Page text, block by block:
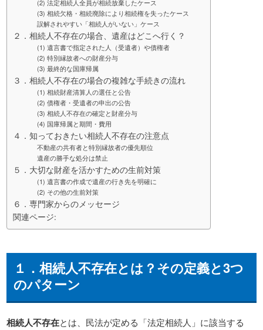
(2) 法定相続人全員が相続放棄したケース
(3) 相続欠格・相続廃除により相続権を失ったケース
誤解されやすい「相続人がいない」ケース
２．相続人不存在の場合、遺産はどこへ行く？
(1) 遺言書で指定された人（受遺者）や債権者
(2) 特別縁故者への財産分与
(3) 最終的な国庫帰属
３．相続人不存在の場合の複雑な手続きの流れ
(1) 相続財産清算人の選任と公告
(2) 債権者・受遺者の申出の公告
(3) 相続人不存在の確定と財産分与
(4) 国庫帰属と期間・費用
４．知っておきたい相続人不存在の注意点
不動産の共有者と特別縁故者の優先順位
遺産の勝手な処分は禁止
５．大切な財産を活かすための生前対策
(1) 遺言書の作成で遺産の行き先を明確に
(2) その他の生前対策
６．専門家からのメッセージ
関連ページ:
１．相続人不存在とは？その定義と3つ
のパターン
相続人不存在とは、民法が定める「法定相続人」に該当する